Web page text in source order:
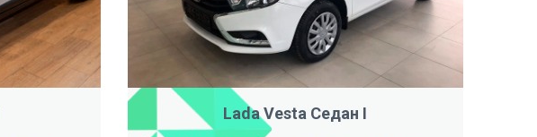
Lada Vesta Седан I